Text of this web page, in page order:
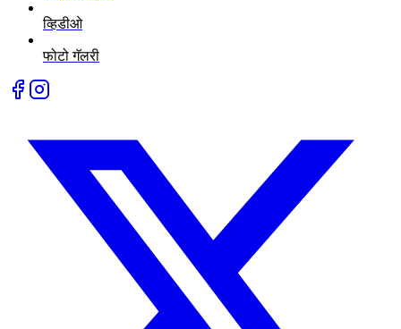
व्हिडीओ
फोटो गॅलरी